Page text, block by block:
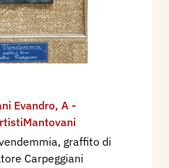
Evandro, A -
graffito di
Carpeggiani